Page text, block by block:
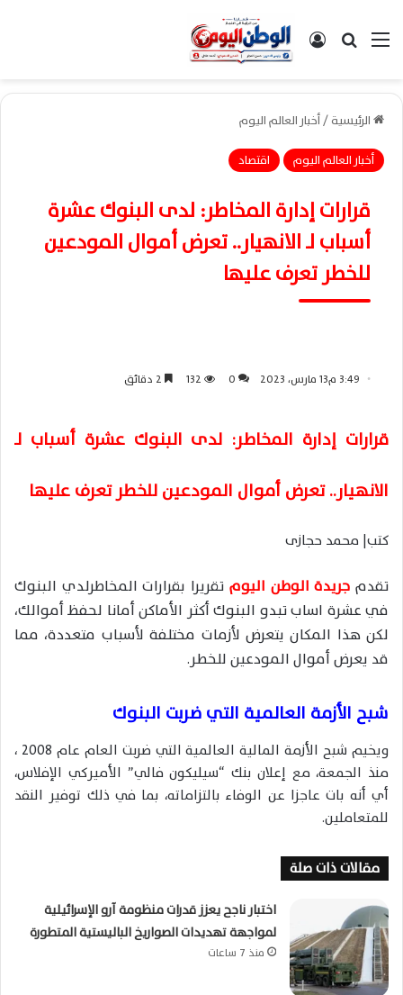
القائمةبحث عن تسجيل الدخول
الرئيسية/أخبار العالم اليوم
أخبار العالم اليوم
اقتصاد
قرارات إدارة المخاطر: لدى البنوك عشرة
أسباب لـ الانهيار.. تعرض أموال المودعين
للخطر تعرف عليها
3:49 م13 مارس، 2023 0
132
قرارات إدارة المخاطر: لدى البنوك عشرة أسباب لـ
الانهيار.. تعرض أموال المودعين للخطر تعرف عليها
كتب| محمد حجازى
تقدم جريدة الوطن اليوم تقريرا بقرارات المخاطرلدي البنوك
في عشرة اساب تبدو البنوك أكثر الأماكن أمانا لحفظ أموالك،
لكن هذا المكان يتعرض لأزمات مختلفة لأسباب متعددة، مما
قد يعرض أموال المودعين للخطر.
شبح الأزمة العالمية التي ضربت البنوك
ويخيم شبح الأزمة المالية العالمية التي ضربت العام عام 2008 ،
منذ الجمعة، مع إعلان بنك “سيليكون فالي” الأميركي الإفلاس،
أي أنه بات عاجزا عن الوفاء بالتزاماته، بما في ذلك توفير النقد
للمتعاملين.
مقالات ذات صلة
اختبار ناجح يعزز قدرات منظومة آرو الإسرائيلية
لمواجهة تهديدات الصواريخ الباليستية المتطورة
منذ 7 ساعات